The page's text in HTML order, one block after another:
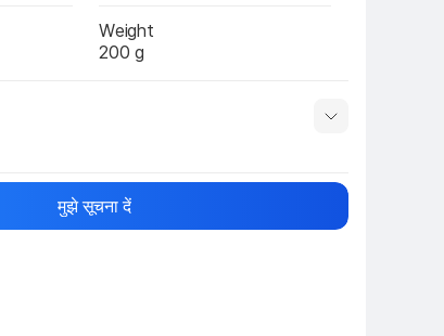
Weight
200 g
Show More
मुझे सूचना दें